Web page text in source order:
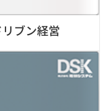
ブン経営